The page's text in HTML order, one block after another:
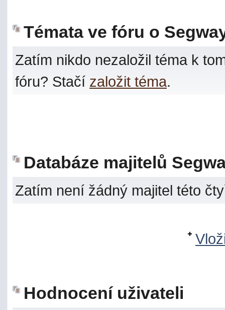
Témata ve fóru o
Zatím nikdo nezaložil téma k
fóru? Stačí založit téma.
Databáze majitelů
Zatím není žádný majitel této
Hodnocení uživateli